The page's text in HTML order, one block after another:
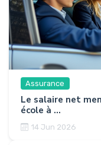
Assurance
Le salaire net
école à ...
14 Jun 2026